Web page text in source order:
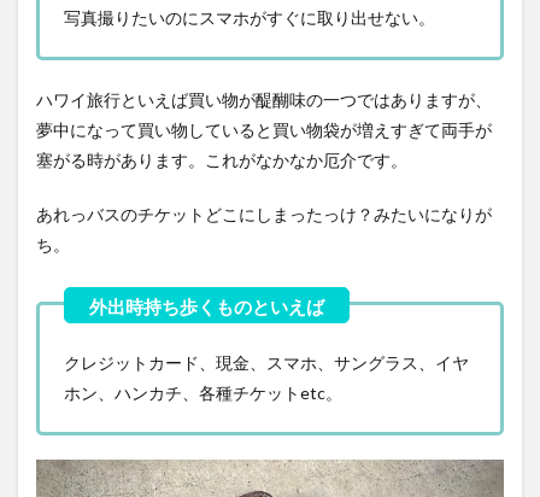
写真撮りたいのにスマホがすぐに取り出せない。
ハワイ旅行といえば買い物が醍醐味の一つではありますが、
夢中になって買い物していると買い物袋が増えすぎて両手が
塞がる時があります。これがなかなか厄介です。
あれっバスのチケットどこにしまったっけ？みたいになりが
ち。
クレジットカード、現金、スマホ、サングラス、イヤ
ホン、ハンカチ、各種チケットetc。